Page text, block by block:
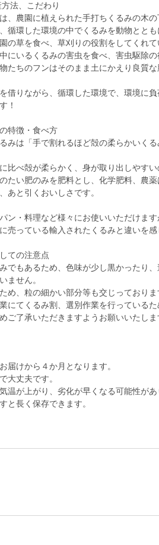
法、こだわり
、農園に植えられた手打ちくるみの木
循環した環境の中でくるみを動物ととも
の草を食べ、草刈りの役割をしてくれて
にいるくるみの害虫を食べ、害虫駆除の
たちのフンはそのまま土にかえり良質
借りながら、循環した環境で、環境に
！
特徴・食べ方
みは「手で割れるほど殻の柔らかいく
比べ殻が柔らかく、身が取り出しやすい
たい肥のみを肥料とし、化学肥料、農薬
あと引くおいしさです。
ン・料理など様々にお使いいただけま
売っている輸入されたくるみと違いを
ての注意点
でもあるため、色味が少し黒かったり
ません。
め、粒の細かい部分等も交じっておりま
にてくるみ割、選別作業を行っているた
ご了承いただきますようお願いいたしま
届けから４か月となります。
大丈夫です。
温が上がり、劣化が早くなる可能性が
と長く保存できます。